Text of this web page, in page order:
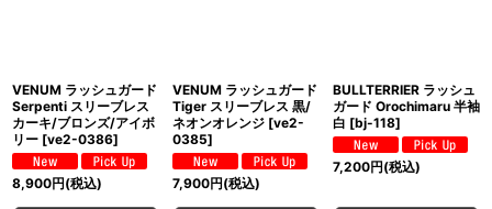
VENUM ラッシュガード
Serpenti スリーブレス
カーキ/ブロンズ/アイボ
リー [ve2-0386]
8,900円(税込)
VENUM ラッシュガード
Tiger スリーブレス 黒/
ネオンオレンジ [ve2-
0385]
7,900円(税込)
BULLTERRIER ラッシュ
ガード Orochimaru 半袖
白 [bj-118]
7,200円(税込)